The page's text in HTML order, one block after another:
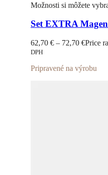
Možnosti si môžete
Set EXTRA
62,70 € – 72,70 €Price
DPH
Pripravené na výrobu